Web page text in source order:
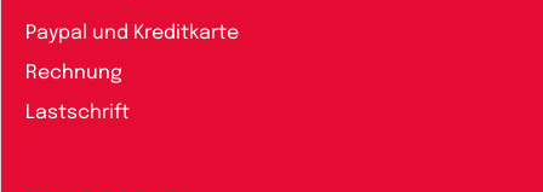
Paypal und Kreditkarte
Rechnung
Lastschrift